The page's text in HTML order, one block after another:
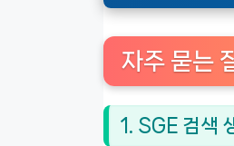
자주 묻는
1. SGE 검색